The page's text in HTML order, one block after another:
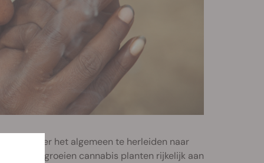
ervan over het algemeen te herleiden naar
groeien cannabis planten rijkelijk aan